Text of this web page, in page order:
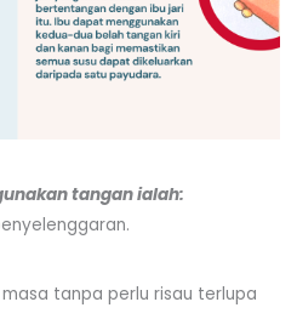
tangan ialah:
tanpa perlu risau terlupa